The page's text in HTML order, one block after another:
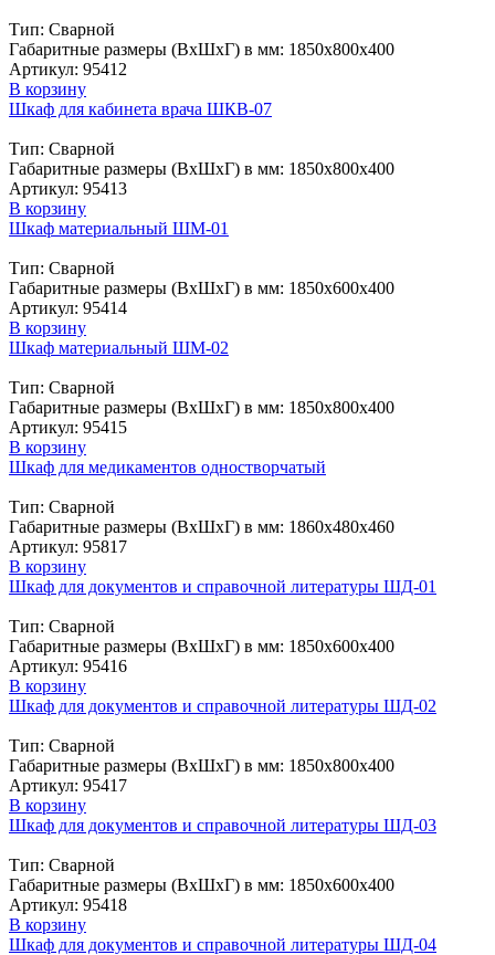
Тип: Сварной
Габаритные размеры (ВxШxГ) в мм: 1850х800х400
Артикул: 95412
В корзину
Шкаф для кабинета врача ШКВ-07
Тип: Сварной
Габаритные размеры (ВxШxГ) в мм: 1850х800х400
Артикул: 95413
В корзину
Шкаф материальный ШМ-01
Тип: Сварной
Габаритные размеры (ВxШxГ) в мм: 1850х600х400
Артикул: 95414
В корзину
Шкаф материальный ШМ-02
Тип: Сварной
Габаритные размеры (ВxШxГ) в мм: 1850х800х400
Артикул: 95415
В корзину
Шкаф для медикаментов одностворчатый
Тип: Сварной
Габаритные размеры (ВxШxГ) в мм: 1860x480x460
Артикул: 95817
В корзину
Шкаф для документов и справочной литературы ШД-01
Тип: Сварной
Габаритные размеры (ВxШxГ) в мм: 1850х600х400
Артикул: 95416
В корзину
Шкаф для документов и справочной литературы ШД-02
Тип: Сварной
Габаритные размеры (ВxШxГ) в мм: 1850х800х400
Артикул: 95417
В корзину
Шкаф для документов и справочной литературы ШД-03
Тип: Сварной
Габаритные размеры (ВxШxГ) в мм: 1850х600х400
Артикул: 95418
В корзину
Шкаф для документов и справочной литературы ШД-04